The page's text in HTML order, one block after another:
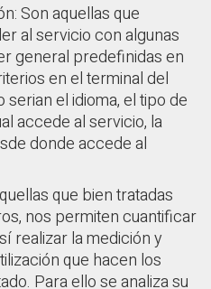
Son aquellas que
al servicio con algunas
general predefinidas en
en el terminal del
el idioma, el tipo de
accede al servicio, la
donde accede al
que bien tratadas
nos permiten cuantificar
realizar la medición y
que hacen los
Para ello se analiza su